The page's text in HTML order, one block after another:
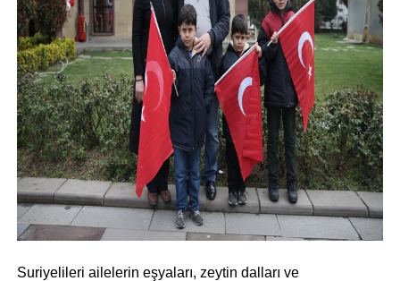
Suriyelileri ailelerin eşyaları, zeytin dalları ve